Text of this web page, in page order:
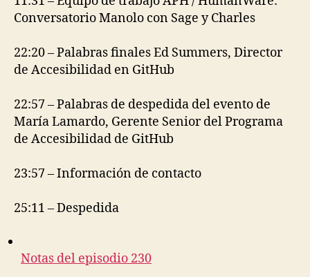
Conversatorio Manolo con Sage y Charles
22:20 – Palabras finales Ed Summers, Director
de Accesibilidad en GitHub
22:57 – Palabras de despedida del evento de
María Lamardo, Gerente Senior del Programa
de Accesibilidad de GitHub
23:57 – Información de contacto
25:11 – Despedida
Notas del episodio 230